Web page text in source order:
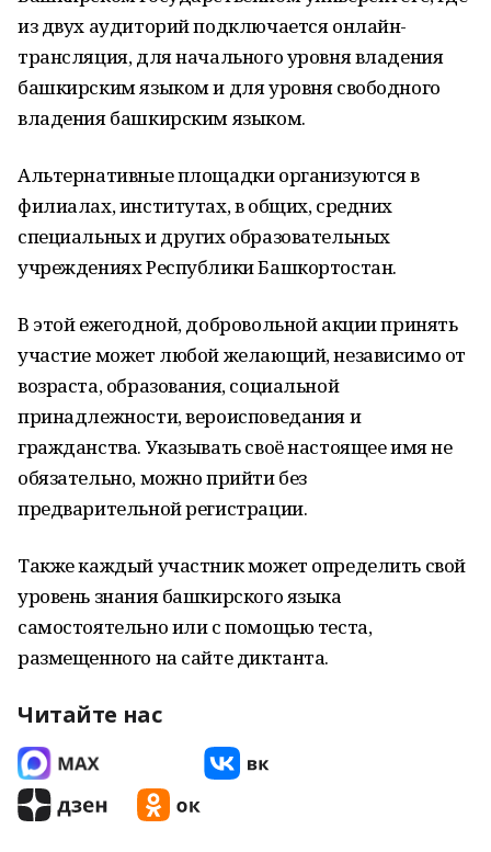
из двух аудиторий подключается онлайн-
трансляция, для начального уровня владения
башкирским языком и для уровня свободного
владения башкирским языком.
Альтернативные площадки организуются в
филиалах, институтах, в общих, средних
специальных и других образовательных
учреждениях Республики Башкортостан.
В этой ежегодной, добровольной акции принять
участие может любой желающий, независимо от
возраста, образования, социальной
принадлежности, вероисповедания и
гражданства. Указывать своё настоящее имя не
обязательно, можно прийти без
предварительной регистрации.
Также каждый участник может определить свой
уровень знания башкирского языка
самостоятельно или с помощью теста,
размещенного на сайте диктанта.
Читайте нас